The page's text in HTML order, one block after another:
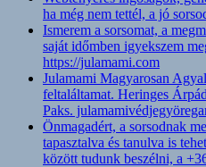
ha még nem tettél, a jó
Ismerem a sorsomat, a
saját időmben igyekszem
https://julamami.com
Julamami Magyarosan
feltaláltamat. Heringes
Paks.
Önmagadért, a sorsodnak
tapasztalva és tanulva is
között tudunk beszélni, a